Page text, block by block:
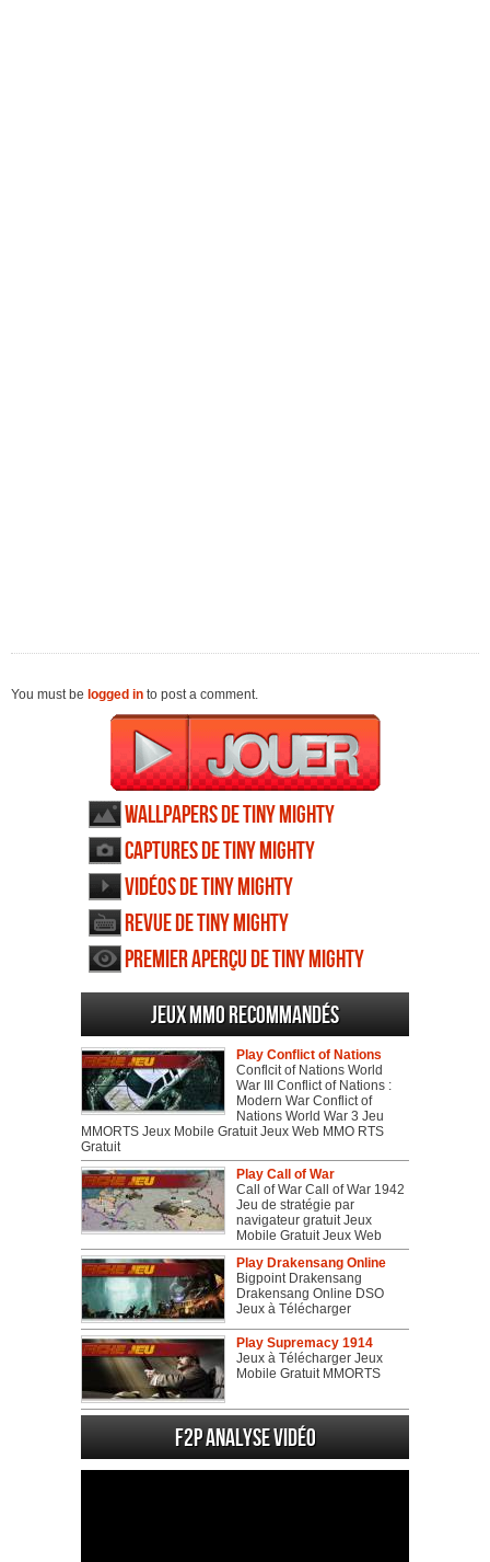
You must be logged in to post a comment.
Wallpapers de Tiny Mighty
Captures de Tiny Mighty
Vidéos de Tiny Mighty
Revue de Tiny Mighty
Premier aperçu de Tiny Mighty
Jeux MMO recommandés
Play Conflict of Nations
Conflcit of Nations World
War III Conflict of Nations :
Modern War Conflict of
Nations World War 3 Jeu
MMORTS Jeux Mobile Gratuit Jeux Web MMO RTS
Gratuit
Play Call of War
Call of War Call of War 1942
Jeu de stratégie par
navigateur gratuit Jeux
Mobile Gratuit Jeux Web
Play Drakensang Online
Bigpoint Drakensang
Drakensang Online DSO
Jeux à Télécharger
Play Supremacy 1914
Jeux à Télécharger Jeux
Mobile Gratuit MMORTS
F2P Analyse vidéo